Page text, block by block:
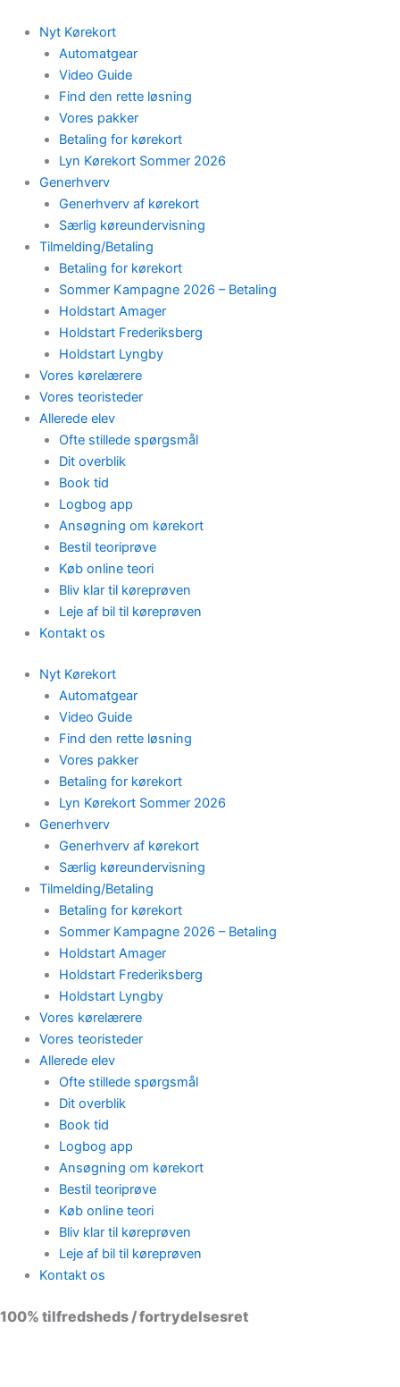
content
Nyt Kørekort
Automatgear
Video Guide
Find den rette løsning
Vores pakker
Betaling for kørekort
Lyn Kørekort Sommer 2026
Generhverv
Generhverv af kørekort
Særlig køreundervisning
Tilmelding/Betaling
Betaling for kørekort
Sommer Kampagne 2026 – Betaling
Holdstart Amager
Holdstart Frederiksberg
Holdstart Lyngby
Vores kørelærere
Vores teoristeder
Allerede elev
Ofte stillede spørgsmål
Dit overblik
Book tid
Logbog app
Ansøgning om kørekort
Bestil teoriprøve
Køb online teori
Bliv klar til køreprøven
Leje af bil til køreprøven
Kontakt os
Nyt Kørekort
Automatgear
Video Guide
Find den rette løsning
Vores pakker
Betaling for kørekort
Lyn Kørekort Sommer 2026
Generhverv
Generhverv af kørekort
Særlig køreundervisning
Tilmelding/Betaling
Betaling for kørekort
Sommer Kampagne 2026 – Betaling
Holdstart Amager
Holdstart Frederiksberg
Holdstart Lyngby
Vores kørelærere
Vores teoristeder
Allerede elev
Ofte stillede spørgsmål
Dit overblik
Book tid
Logbog app
Ansøgning om kørekort
Bestil teoriprøve
Køb online teori
Bliv klar til køreprøven
Leje af bil til køreprøven
Kontakt os
100% tilfredsheds / fortrydelsesret